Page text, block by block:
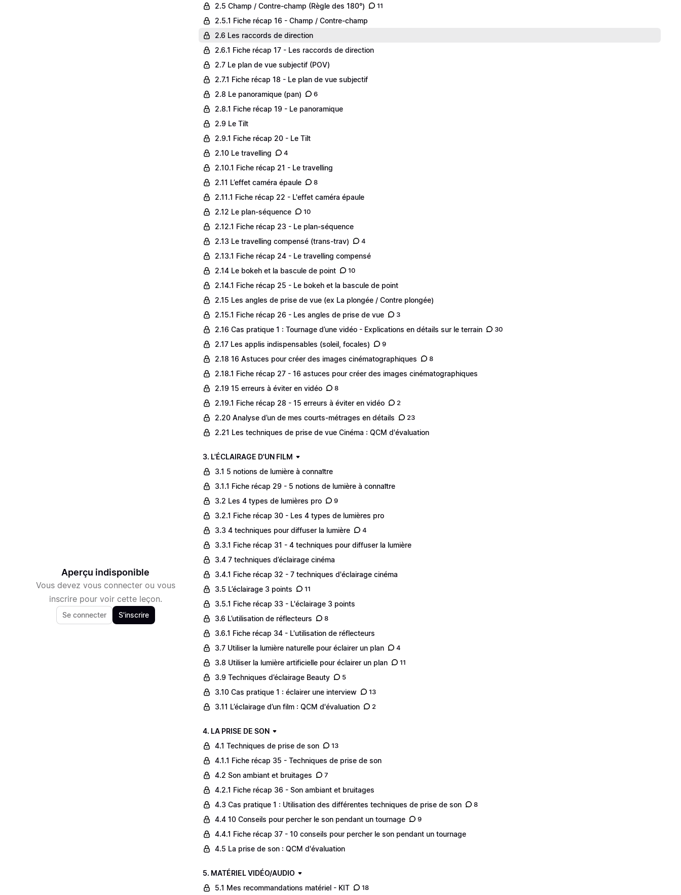
Aperçu indisponible
Vous devez vous connecter ou vous
inscrire pour voir cette leçon.
Se connecter S'inscrire
2.5 Champ / Contre-champ (Règle des 180°)
11
2.5.1 Fiche récap 16 - Champ / Contre-champ
2.6 Les raccords de direction
2.6.1 Fiche récap 17 - Les raccords de direction
2.7 Le plan de vue subjectif (POV)
2.7.1 Fiche récap 18 - Le plan de vue subjectif
2.8 Le panoramique (pan)
6
2.8.1 Fiche récap 19 - Le panoramique
2.9 Le Tilt
2.9.1 Fiche récap 20 - Le Tilt
2.10 Le travelling
4
2.10.1 Fiche récap 21 - Le travelling
2.11 L’effet caméra épaule
8
2.11.1 Fiche récap 22 - L'effet caméra épaule
2.12 Le plan-séquence
10
2.12.1 Fiche récap 23 - Le plan-séquence
2.13 Le travelling compensé (trans-trav)
4
2.13.1 Fiche récap 24 - Le travelling compensé
2.14 Le bokeh et la bascule de point
10
2.14.1 Fiche récap 25 - Le bokeh et la bascule de point
2.15 Les angles de prise de vue (ex La plongée / Contre plongée)
2.15.1 Fiche récap 26 - Les angles de prise de vue
3
2.16 Cas pratique 1 : Tournage d’une vidéo - Explications en détails sur le terrain 30
2.17 Les applis indispensables (soleil, focales) 9
2.18 16 Astuces pour créer des images cinématographiques 8
2.18.1 Fiche récap 27 - 16 astuces pour créer des images cinématographiques
2.19 15 erreurs à éviter en vidéo
8
2.19.1 Fiche récap 28 - 15 erreurs à éviter en vidéo 2
2.20 Analyse d’un de mes courts-métrages en détails 23
2.21 Les techniques de prise de vue Cinéma : QCM d'évaluation
3. L'ÉCLAIRAGE D'UN FILM
3.1 5 notions de lumière à connaître
3.1.1 Fiche récap 29 - 5 notions de lumière à connaître
3.2 Les 4 types de lumières pro
9
3.2.1 Fiche récap 30 - Les 4 types de lumières pro
3.3 4 techniques pour diffuser la lumière
4
3.3.1 Fiche récap 31 - 4 techniques pour diffuser la lumière
3.4 7 techniques d’éclairage cinéma
3.4.1 Fiche récap 32 - 7 techniques d'éclairage cinéma
3.5 L’éclairage 3 points
11
3.5.1 Fiche récap 33 - L'éclairage 3 points
3.6 L’utilisation de réflecteurs
8
3.6.1 Fiche récap 34 - L'utilisation de réflecteurs
3.7 Utiliser la lumière naturelle pour éclairer un plan
4
3.8 Utiliser la lumière artificielle pour éclairer un plan 11
3.9 Techniques d’éclairage Beauty 5
3.10 Cas pratique 1 : éclairer une interview 13
3.11 L’éclairage d’un film : QCM d'évaluation 2
4. LA PRISE DE SON
4.1 Techniques de prise de son
13
4.1.1 Fiche récap 35 - Techniques de prise de son
4.2 Son ambiant et bruitages
7
4.2.1 Fiche récap 36 - Son ambiant et bruitages
4.3 Cas pratique 1 : Utilisation des différentes techniques de prise de son
8
4.4 10 Conseils pour percher le son pendant un tournage 9
4.4.1 Fiche récap 37 - 10 conseils pour percher le son pendant un tournage
4.5 La prise de son : QCM d'évaluation
5. MATÉRIEL VIDÉO/AUDIO
5.1 Mes recommandations matériel - KIT
18